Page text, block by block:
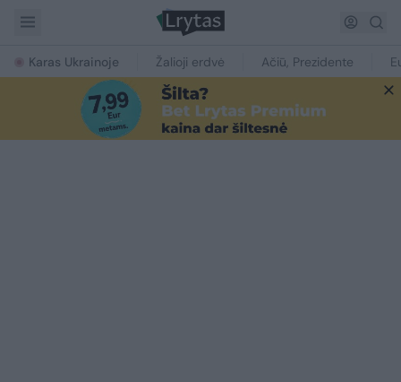
Karas Ukrainoje Žalioji erdvė Ačiū, Prezidente